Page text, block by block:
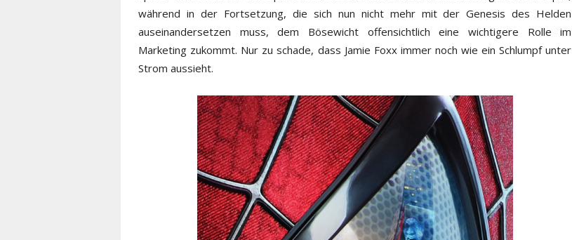
während in der Fortsetzung, die sich nun nicht mehr mit der Genesis des Helden
auseinandersetzen muss, dem Bösewicht offensichtlich eine wichtigere Rolle im
Marketing zukommt. Nur zu schade, dass Jamie Foxx immer noch wie ein Schlumpf unter
Strom aussieht.